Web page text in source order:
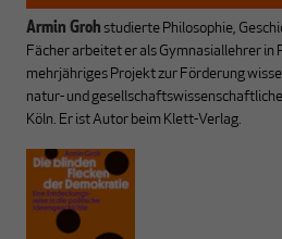
Armin Groh studierte Philosophie,
Fächer arbeitet er als Gymnasiallehrer in
mehrjähriges Projekt zur Förderung
natur- und
Köln. Er ist Autor beim Klett-Verlag.